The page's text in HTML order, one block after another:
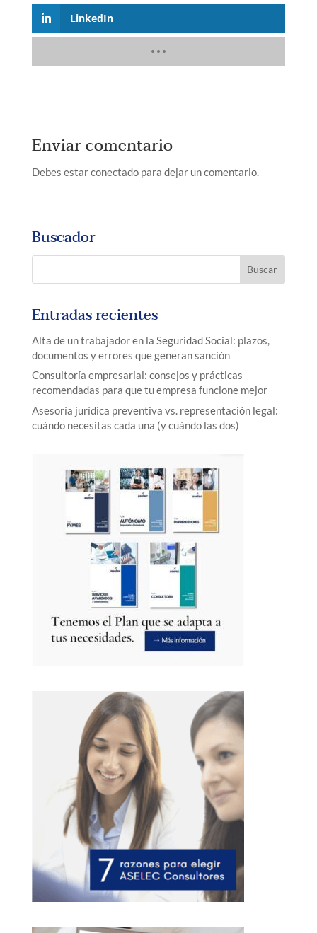
LinkedIn
Enviar comentario
Debes estar conectado para dejar un comentario.
Buscador
Entradas recientes
Alta de un trabajador en la Seguridad Social: plazos,
documentos y errores que generan sanción
Consultoría empresarial: consejos y prácticas
recomendadas para que tu empresa funcione mejor
Asesoría jurídica preventiva vs. representación legal:
cuándo necesitas cada una (y cuándo las dos)